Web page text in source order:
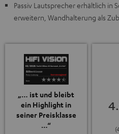
Passiv Lautsprecher erhältlich in
erweitern, Wandhalterung als
„… ist und bleibt
ein Highlight in
seiner Preisklasse
…“